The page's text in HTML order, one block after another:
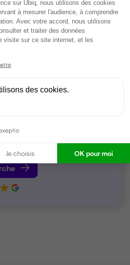
et réactivité
sur Ubiq, nous utilisons des cookies
à mesurer l'audience, à comprendre
Avec votre accord, nous utilisons
et traiter des données
visite sur ce site internet, et les
des cookies.
Je choisis OK pour moi